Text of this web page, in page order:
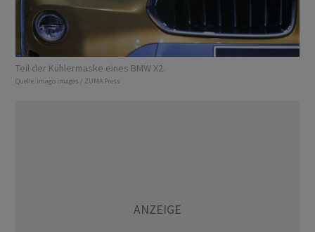
Teil der Kühlermaske eines BMW X2.
Quelle: imago images / ZUMA Press